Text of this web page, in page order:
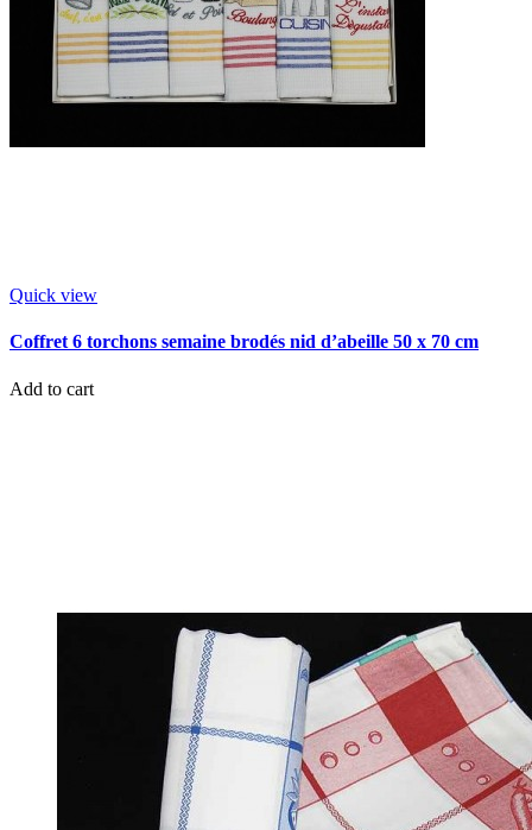
Quick view
Coffret 6 torchons semaine brodés nid d’abeille 50 x 70 cm
Add to cart